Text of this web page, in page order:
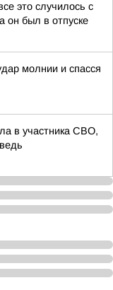
это случилось с
он был в отпуске
молнии и спасся
в участника СВО,